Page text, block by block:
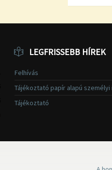
LEGFRISSEBB HÍREK
Felhívás
Tájékoztató papír alapú
Tájékoztató